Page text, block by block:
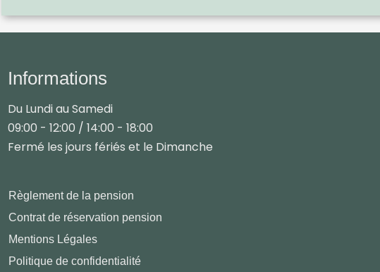
Informations
Du Lundi au Samedi
09:00 - 12:00 / 14:00 - 18:00
Fermé les jours fériés et le Dimanche
Règlement de la pension
Contrat de réservation pension
Mentions Légales
Politique de confidentialité